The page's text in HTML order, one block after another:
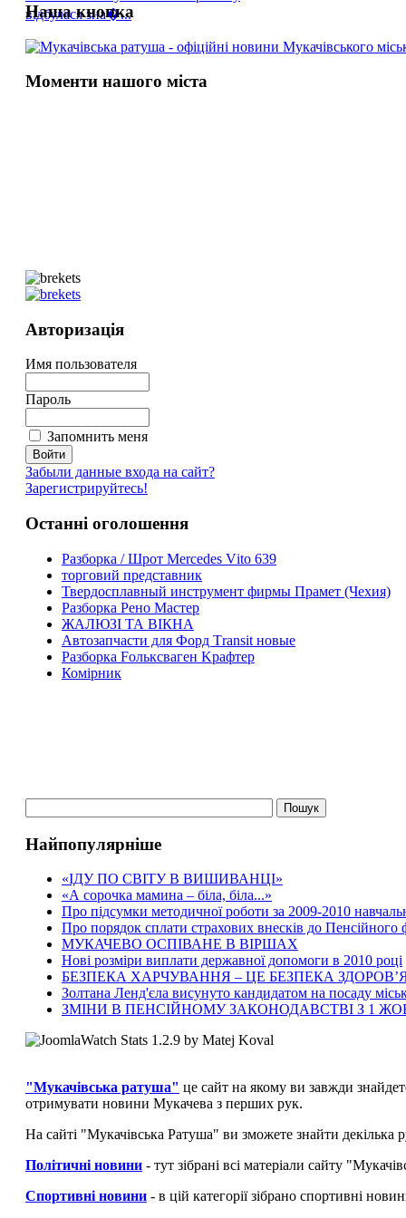
відбулася зна�...
Наша кнопка
Моменти нашого міста
Авторизація
Имя пользователя
Пароль
Запомнить меня
Забыли данные входа на сайт?
Зарегистрируйтесь!
Останні оголошення
Paзбoркa / Шрoт Mеrсеdеs Vіto 639
торговий представник
Твердосплавный инструмент фирмы Прамет (Чехия)
Разборка Рено Мастер
ЖАЛЮЗІ ТА ВІКНА
Автозапчасти для Форд Тransit новые
Pазборка Fольксваген Kрафтер
Комірник
Найпопулярніше
«ІДУ ПО СВІТУ В ВИШИВАНЦІ»
«А сорочка мамина – біла, біла...»
Про підсумки методичної роботи за 2009-2010
Про порядок сплати страхових внесків до
МУКАЧЕВО ОСПІВАНЕ В ВІРШАХ
Нові розміри виплати державної допомоги в 2010 році
БЕЗПЕКА ХАРЧУВАННЯ – ЦЕ БЕЗПЕКА
Золтана Ленд'єла висунуто кандидатом на посаду
ЗМІНИ В ПЕНСІЙНОМУ ЗАКОНОДАВСТВІ З 1
"Мукачівська ратуша" це сайт на якому ви завжди
отримувати новини Мукачева з перших рук.
На сайті "Мукачівська Ратуша" ви зможете знайти декілька
Політичні новини- тут зібрані всі матеріали сайту
Спортивні новини- в цій категорії зібрано спортивні